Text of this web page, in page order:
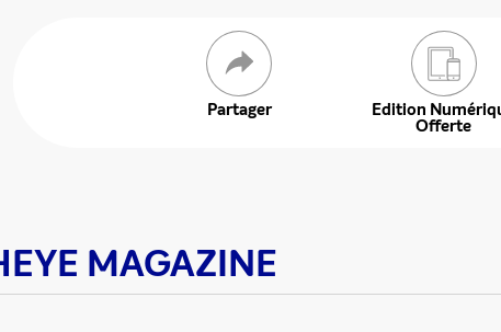
Partager Edition
Offerte
MAGAZINE